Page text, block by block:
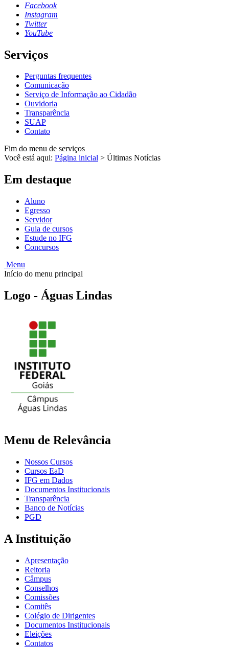
Facebook
Instagram
Twitter
YouTube
Serviços
Perguntas frequentes
Comunicação
Serviço de Informação ao Cidadão
Ouvidoria
Transparência
SUAP
Contato
Fim do menu de serviços
Você está aqui: Página inicial > Últimas Notícias
Em destaque
Aluno
Egresso
Servidor
Guia de cursos
Estude no IFG
Concursos
Menu
Início do menu principal
Logo - Águas Lindas
Menu de Relevância
Nossos Cursos
Cursos EaD
IFG em Dados
Documentos Institucionais
Transparência
Banco de Notícias
PGD
A Instituição
Apresentação
Reitoria
Câmpus
Conselhos
Comissões
Comitês
Colégio de Dirigentes
Documentos Institucionais
Eleições
Contatos